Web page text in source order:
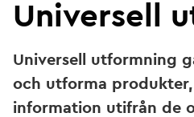
Universell
Universell utformning
och utforma
information utifrån de